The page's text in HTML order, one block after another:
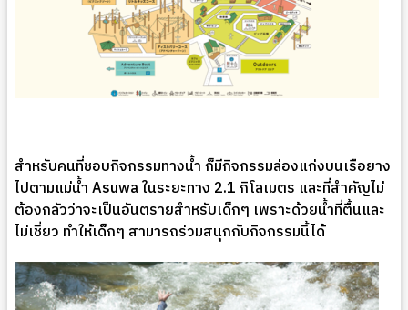
สำหรับคนที่ชอบกิจกรรมทางน้ำ ก็มีกิจกรรมล่องแก่งบนเรือยาง
ไปตามแม่น้ำ Asuwa ในระยะทาง 2.1 กิโลเมตร และที่สำคัญไม่
ต้องกลัวว่าจะเป็นอันตรายสำหรับเด็กๆ เพราะด้วยน้ำที่ตื้นและ
ไม่เชี่ยว ทำให้เด็กๆ สามารถร่วมสนุกกับกิจกรรมนี้ได้